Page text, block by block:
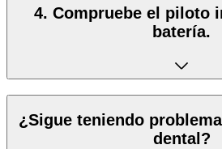
4. Compruebe el piloto
batería.
¿Sigue teniendo
dental?